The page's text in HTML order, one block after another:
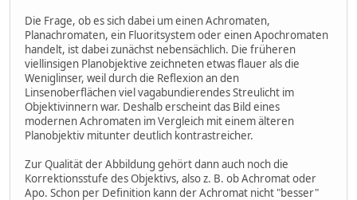
Die Frage, ob es sich dabei um einen Achromaten,
Planachromaten, ein Fluoritsystem oder einen Apochromaten
handelt, ist dabei zunächst nebensächlich. Die früheren
viellinsigen Planobjektive zeichneten etwas flauer als die
Weniglinser, weil durch die Reflexion an den
Linsenoberflächen viel vagabundierendes Streulicht im
Objektivinnern war. Deshalb erscheint das Bild eines
modernen Achromaten im Vergleich mit einem älteren
Planobjektiv mitunter deutlich kontrastreicher.
Zur Qualität der Abbildung gehört dann auch noch die
Korrektionsstufe des Objektivs, also z. B. ob Achromat oder
Apo. Schon per Definition kann der Achromat nicht "besser"